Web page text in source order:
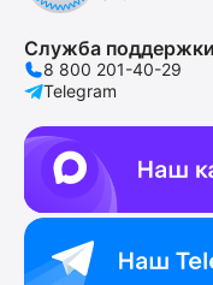
Служба
8 800 201-40-29
Telegram